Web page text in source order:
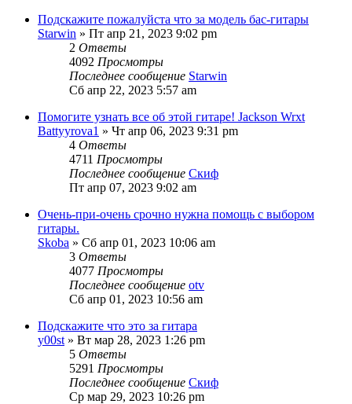
Подскажите пожалуйста что за модель бас-гитары
Starwin » Пт апр 21, 2023 9:02 pm
2 Ответы
4092 Просмотры
Последнее сообщение Starwin
Сб апр 22, 2023 5:57 am
Помогите узнать все об этой гитаре! Jackson Wrxt
Battyyrova1 » Чт апр 06, 2023 9:31 pm
4 Ответы
4711 Просмотры
Последнее сообщение Скиф
Пт апр 07, 2023 9:02 am
Очень-при-очень срочно нужна помощь с выбором
гитары.
Skoba » Сб апр 01, 2023 10:06 am
3 Ответы
4077 Просмотры
Последнее сообщение otv
Сб апр 01, 2023 10:56 am
Подскажите что это за гитара
y00st » Вт мар 28, 2023 1:26 pm
5 Ответы
5291 Просмотры
Последнее сообщение Скиф
Ср мар 29, 2023 10:26 pm